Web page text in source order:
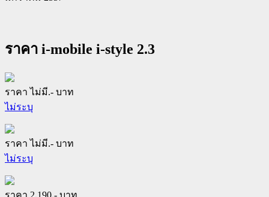
ราคา i-mobile i-style 2.3
ราคา ไม่มี.- บาท
ไม่ระบุ
ราคา ไม่มี.- บาท
ไม่ระบุ
ราคา 2,190.- บาท